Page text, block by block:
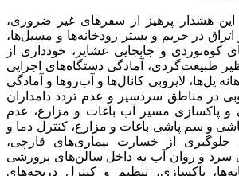
هشدار پرهیز از سفرهای غیر ضروری،
اتراق در حریم و بستر رودخانه‌ها و مسیل‌ها،
کوه‌نوردی و جابجایی عشایر، خودداری از
طبیعت‌گردی، آمادگی دستگاه‌های اجرایی
پل‌ها، لایروبی کانال‌ها و آب‌روها و آمادگی
در مناطق سردسیر و عدم تردد دامداران
و پاکسازی مسیر آب باغات و مزارع، عدم
پاشی و سم پاشی باغات و مزارع، کنترل دما و
جلوگیری از خسارت بیماری‌های قارچی،
سرد و روان آب به داخل سالن‌های پرورشی
پاکسازی، تنظیم و کنترل دریچه‌های